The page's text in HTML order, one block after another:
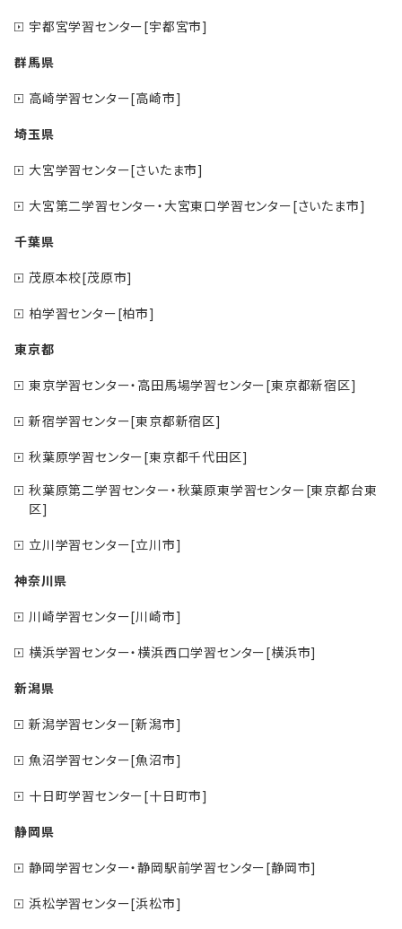
宇都宮学習センター[宇都宮市]
群馬県
高崎学習センター[高崎市]
埼玉県
大宮学習センター[さいたま市]
大宮第二学習センター・大宮東口学習センター[さいたま市]
千葉県
茂原本校[茂原市]
柏学習センター[柏市]
東京都
東京学習センター・高田馬場学習センター[東京都新宿区]
新宿学習センター[東京都新宿区]
秋葉原学習センター[東京都千代田区]
秋葉原第二学習センター・秋葉原東学習センター[東京都台東
区]
立川学習センター[立川市]
神奈川県
川崎学習センター[川崎市]
横浜学習センター・横浜西口学習センター[横浜市]
新潟県
新潟学習センター[新潟市]
魚沼学習センター[魚沼市]
十日町学習センター[十日町市]
静岡県
静岡学習センター・静岡駅前学習センター[静岡市]
浜松学習センター[浜松市]